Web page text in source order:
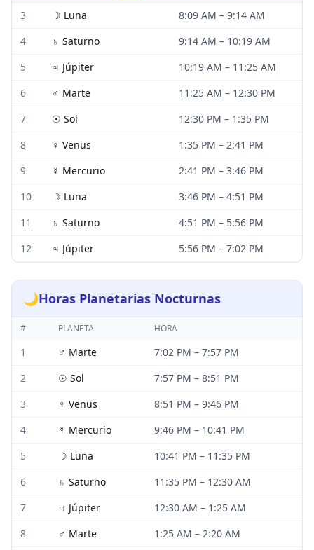
3
☽ Luna 8:09 AM – 9:14 AM
4
♄ Saturno 9:14 AM – 10:19 AM
5
♃ Júpiter 10:19 AM – 11:25 AM
6
♂ Marte 11:25 AM – 12:30 PM
7
☉ Sol 12:30 PM – 1:35 PM
8
♀ Venus 1:35 PM – 2:41 PM
9
☿ Mercurio 2:41 PM – 3:46 PM
10
☽ Luna 3:46 PM – 4:51 PM
11
♄ Saturno 4:51 PM – 5:56 PM
12
♃ Júpiter 5:56 PM – 7:02 PM
🌙Horas Planetarias Nocturnas
# PLANETA HORA
1 ♂ Marte 7:02 PM – 7:57 PM
2
☉ Sol 7:57 PM – 8:51 PM
3
♀ Venus 8:51 PM – 9:46 PM
4
☿ Mercurio 9:46 PM – 10:41 PM
5
☽ Luna 10:41 PM – 11:35 PM
6
♄ Saturno 11:35 PM – 12:30 AM
7
♃ Júpiter 12:30 AM – 1:25 AM
8
♂ Marte 1:25 AM – 2:20 AM